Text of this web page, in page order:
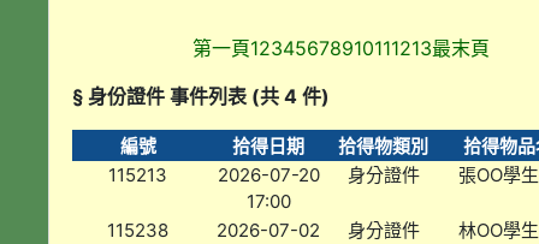
第一頁12345678910111213最末頁
§ 身份證件 事件列表 (共 4 件)
編號 拾得日期 拾得物類別
拾得物品
115213
2026-07-20
17:00
身分證件 張OO學
115238
2026-07-02
身分證件 林OO學